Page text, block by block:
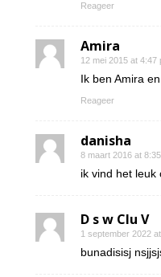
Reageer
Amira
12 mei 2015 at 4:47
Ik ben Amira
Reageer
danisha
8 maart 2016 at
ik vind het leuk
D s w Clu V
1 september 2022
bunadisisj